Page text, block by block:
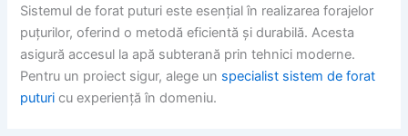
Sistemul de forat puturi este esențial în realizarea forajelor
puțurilor, oferind o metodă eficientă și durabilă. Acesta
asigură accesul la apă subterană prin tehnici moderne.
Pentru un proiect sigur, alege un specialist sistem de forat
puturi cu experiență în domeniu.